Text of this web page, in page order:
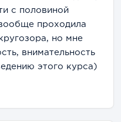
с половиной
проходила
но мне
внимательность
этого курса)